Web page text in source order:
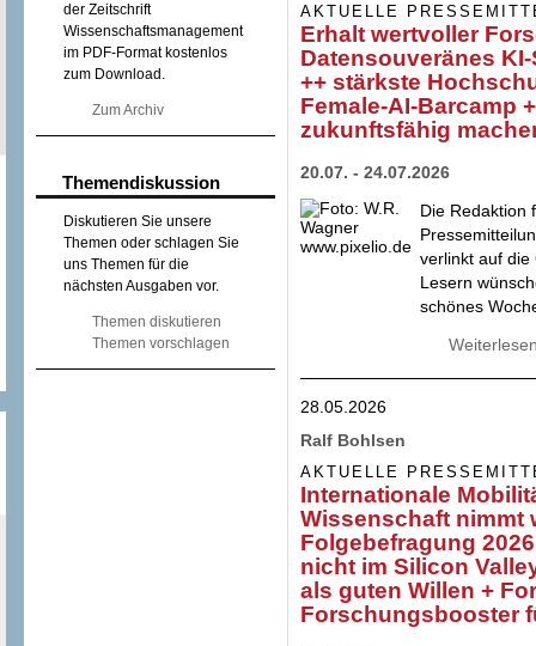
der Zeitschrift
Wissenschaftsmanagement
im PDF-Format kostenlos
zum Download.
Zum Archiv
Themendiskussion
Diskutieren Sie unsere
Themen oder schlagen Sie
uns Themen für die
nächsten Ausgaben vor.
Themen diskutieren
Themen vorschlagen
AKTUELLE
Erhalt wertvoller
Datensouveränes
++ stärkste
Female-AI-Barcamp
zukunftsfähig
20.07. - 24.07.2026
Die Redaktion
verlinkt auf die
Lesern
schönes
28.05.2026
Ralf Bohlsen
AKTUELLE
Internationale
Wissenschaft nimmt
Folgebefragung
nicht im Silicon
als guten Willen +
Forschungsbooster